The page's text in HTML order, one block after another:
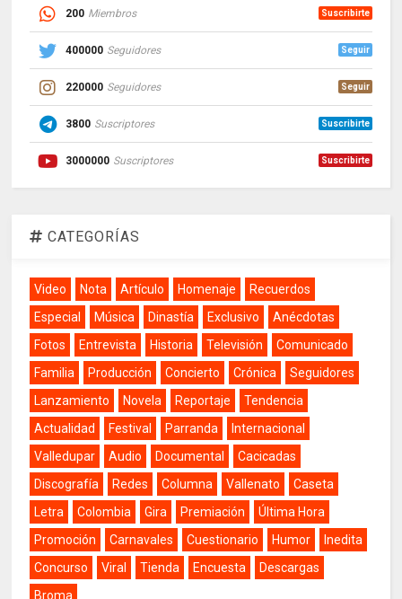
200 Miembros Suscribirte
400000 Seguidores Seguir
220000 Seguidores Seguir
3800 Suscriptores Suscribirte
3000000 Suscriptores Suscribirte
CATEGORÍAS
Video Nota Artículo Homenaje
Recuerdos
Especial
Música Dinastía Exclusivo
Anécdotas
Fotos
Entrevista Historia Televisión
Comunicado
Familia
Producción Concierto Crónica
Seguidores
Lanzamiento
Novela Reportaje
Tendencia
Actualidad
Festival Parranda
Internacional
Valledupar
Audio Documental
Cacicadas
Discografía
Redes Columna Vallenato
Caseta
Letra
Colombia Gira Premiación
Última Hora
Promoción
Carnavales Cuestionario Humor
Inedita
Concurso
Viral Tienda Encuesta
Descargas
Broma